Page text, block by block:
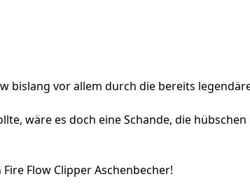
bislang vor allem durch die bereits
wäre es doch eine Schande, die
Flow Clipper Aschenbecher!